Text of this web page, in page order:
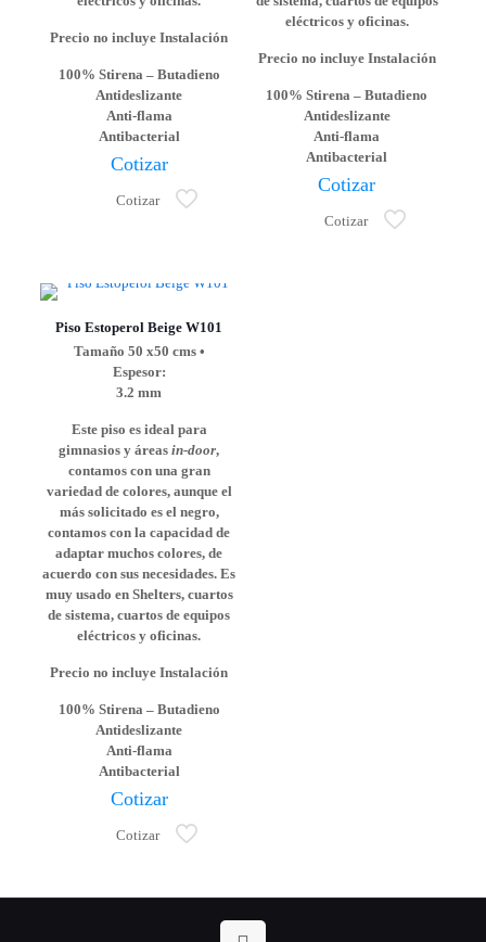
Precio no incluye Instalación
100% Stirena – Butadieno
Antideslizante
Anti-flama
Antibacterial
Cotizar
Cotizar
eléctricos y oficinas.
Precio no incluye Instalación
100% Stirena – Butadieno
Antideslizante
Anti-flama
Antibacterial
Cotizar
Cotizar
Piso Estoperol Beige W101
Tamaño 50 x50 cms •
Espesor:
3.2 mm
Este piso es ideal para
gimnasios y áreasin-door,
contamos con una gran
variedad de colores, aunque el
más solicitado es el negro,
contamos con la capacidad de
adaptar muchos colores, de
acuerdo con sus necesidades. Es
muy usado en Shelters, cuartos
de sistema, cuartos de equipos
eléctricos y oficinas.
Precio no incluye Instalación
100% Stirena – Butadieno
Antideslizante
Anti-flama
Antibacterial
Cotizar
Cotizar